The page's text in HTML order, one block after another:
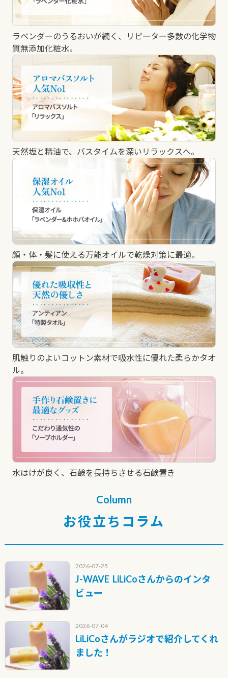
ラベンダーのうるおいが続く、リピーター多数の化学物
質無添加化粧水。
天然塩と精油で、バスタイムを深いリラックスへ。
顔・体・髪に使える万能オイルで乾燥対策に最適。
肌触りのよいコットン素材で吸水性に優れた柔らかタオ
ル。
水はけが良く、石鹸を長持ちさせる石鹸置き
Column
お役立ちコラム
2026-07-25
J-WAVE LiLiCoさんからのインタ
ビュー
2026-07-04
LiLiCoさんがラジオで紹介してくれ
ました！